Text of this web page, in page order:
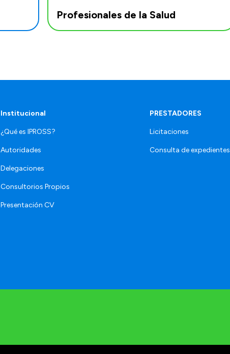
Profesionales de la Salud
Institucional
¿Qué es IPROSS?
Autoridades
Delegaciones
Consultorios Propios
Presentación CV
PRESTADORES
Licitaciones
Consulta de expedientes